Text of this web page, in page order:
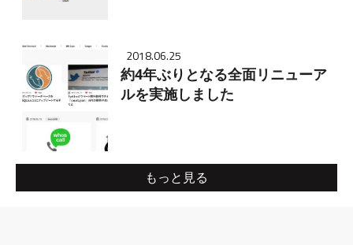
2018.06.25
約4年ぶりとなる全面リニューア
ルを実施しました
もっと見る